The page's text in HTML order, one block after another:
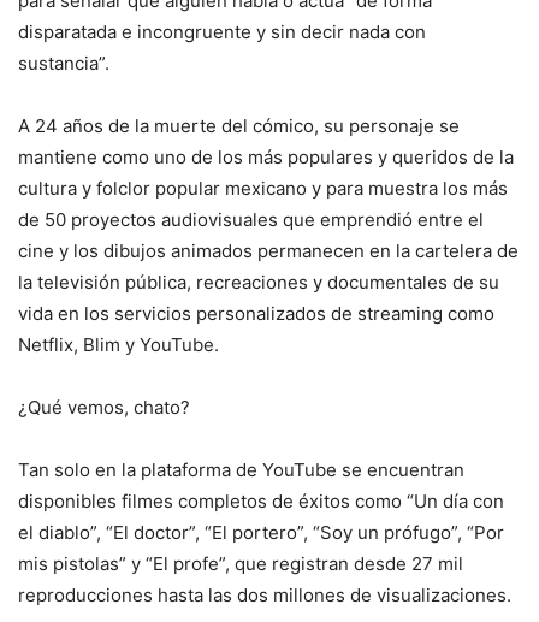
disparatada e incongruente y sin decir nada con
sustancia”.
A 24 años de la muerte del cómico, su personaje se
mantiene como uno de los más populares y queridos de la
cultura y folclor popular mexicano y para muestra los más
de 50 proyectos audiovisuales que emprendió entre el
cine y los dibujos animados permanecen en la cartelera de
la televisión pública, recreaciones y documentales de su
vida en los servicios personalizados de streaming como
Netflix, Blim y YouTube.
¿Qué vemos, chato?
Tan solo en la plataforma de YouTube se encuentran
disponibles filmes completos de éxitos como “Un día con
el diablo”, “El doctor”, “El portero”, “Soy un prófugo”, “Por
mis pistolas” y “El profe”, que registran desde 27 mil
reproducciones hasta las dos millones de visualizaciones.